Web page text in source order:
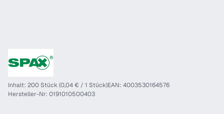
Inhalt: 200 Stück (0,04 € / 1 Stück)EAN: 4003530164576
Hersteller-Nr: 0191010500403